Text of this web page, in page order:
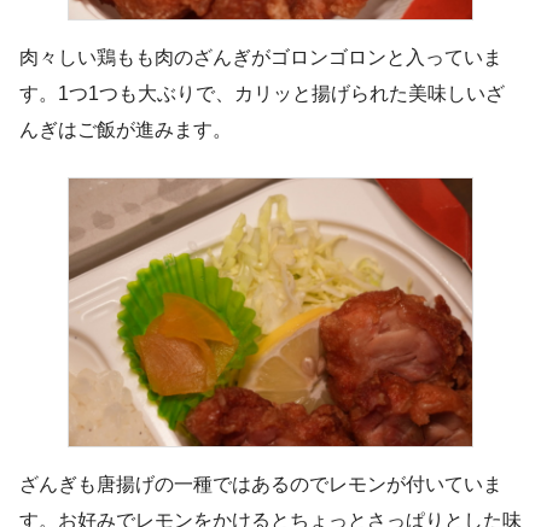
肉々しい鶏もも肉のざんぎがゴロンゴロンと入っていま
す。1つ1つも大ぶりで、カリッと揚げられた美味しいざ
んぎはご飯が進みます。
ざんぎも唐揚げの一種ではあるのでレモンが付いていま
す。お好みでレモンをかけるとちょっとさっぱりとした味